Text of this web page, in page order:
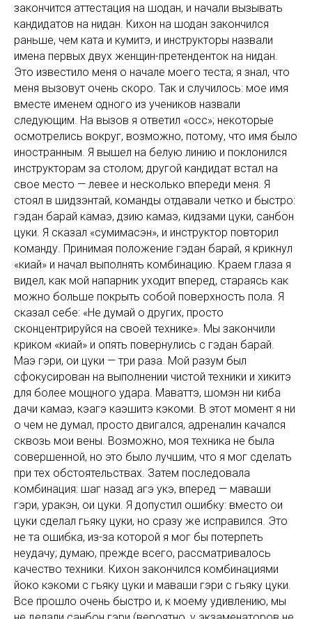
закончится аттестация на шодан, и начали вызывать
кандидатов на нидан. Кихон на шодан закончился
раньше, чем ката и кумитэ, и инструкторы назвали
имена первых двух женщин-претенденток на нидан.
Это известило меня о начале моего теста; я знал, что
меня вызовут очень скоро. Так и случилось: мое имя
вместе именем одного из учеников назвали
следующим. На вызов я ответил «осс»; некоторые
осмотрелись вокруг, возможно, потому, что имя было
иностранным. Я вышел на белую линию и поклонился
инструкторам за столом; другой кандидат встал на
свое место — левее и несколько впереди меня. Я
стоял в шидзэнтай, команды отдавали четко и быстро:
гэдан барай камаэ, дзию камаэ, кидзами цуки, санбон
цуки. Я сказал «сумимасэн», и инструктор повторил
команду. Принимая положение гэдан барай, я крикнул
«киай» и начал выполнять комбинацию. Краем глаза я
видел, как мой напарник уходит вперед, стараясь как
можно больше покрыть собой поверхность пола. Я
сказал себе: «Не думай о других, просто
сконцентрируйся на своей технике». Мы закончили
криком «киай» и опять повернулись с гэдан барай.
Маэ гэри, ои цуки — три раза. Мой разум был
сфокусирован на выполнении чистой техники и хикитэ
для более мощного удара. Маваттэ, шомэн ни киба
дачи камаэ, кэагэ каэшитэ кэкоми. В этот момент я ни
о чем не думал, просто двигался, адреналин качался
сквозь мои вены. Возможно, моя техника не была
совершенной, но это было лучшим, что я мог сделать
при тех обстоятельствах. Затем последовала
комбинация: шаг назад агэ укэ, вперед — маваши
гэри, уракэн, ои цуки. Я допустил ошибку: вместо ои
цуки сделал гьяку цуки, но сразу же исправился. Это
не та ошибка, из-за которой я мог бы потерпеть
неудачу; думаю, прежде всего, рассматривалось
качество техники. Кихон закончился комбинациями
йоко кэкоми с гьяку цуки и маваши гэри с гьяку цуки.
Все прошло очень быстро и, к моему удивлению, мы